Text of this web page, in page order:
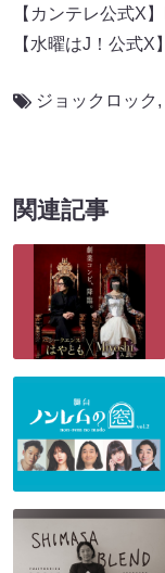
【カンテレ公式X】
【水曜はJ！公式X】
ジョックロック ,
関連記事